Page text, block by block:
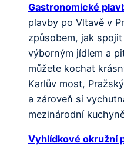
Gastronomické
plavby po Vltavě v
způsobem, jak
výborným jídlem a
můžete kochat
Karlův most,
a zároveň si
mezinárodní
Vyhlídkové okružní